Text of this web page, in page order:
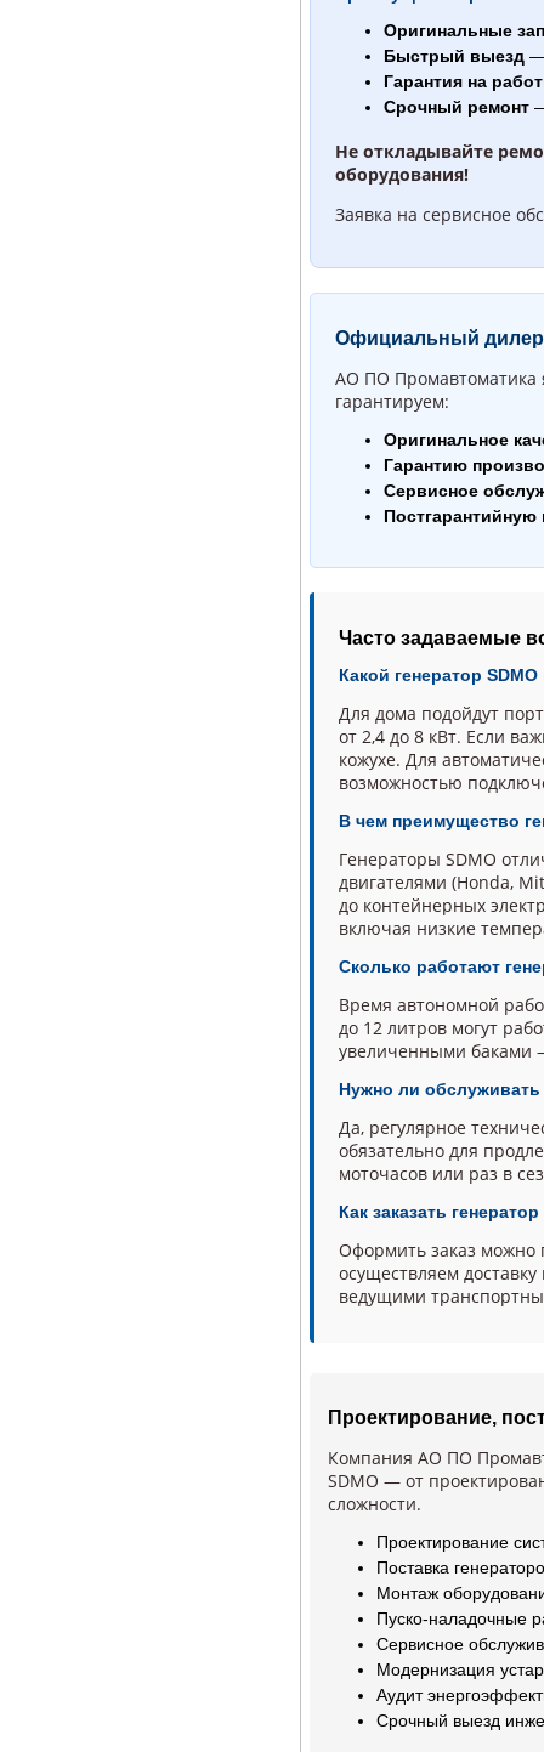
Оригинальные
Быстрый выезд —
Гарантия на
Срочный ремонт
Не откладывайте
оборудования!
Заявка на сервисное
Официальный дилер
АО ПО Промавтоматика
гарантируем:
Оригинальное
Гарантию
Сервисное
Постгарантийную
Часто задаваемые
Какой генератор
Для дома подойдут
от 2,4 до 8 кВт. Если
кожухе. Для
возможностью
В чем преимущество
Генераторы SDMO
двигателями (Honda,
до контейнерных
включая низкие
Сколько работают
Время автономной
до 12 литров могут
увеличенными баками
Нужно ли обслуживать
Да, регулярное
обязательно для
моточасов или раз в
Как заказать
Оформить заказ можно
осуществляем
ведущими
Проектирование,
Компания АО ПО
SDMO — от
сложности.
Проектирование
Поставка
Монтаж
Пуско-наладочные
Сервисное
Модернизация
Аудит
Срочный выезд